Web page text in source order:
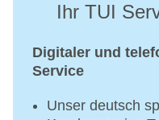
Ihr TUI
Digitaler und
Service
Unser deutsch